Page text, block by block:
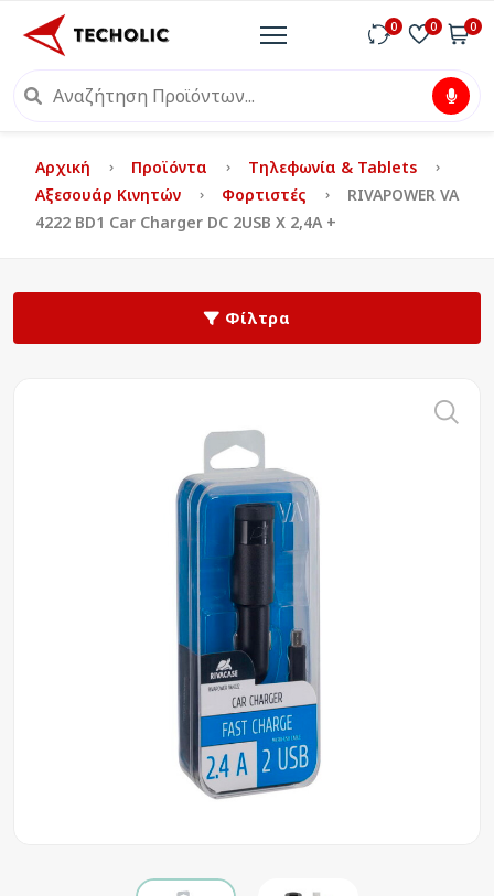
0 0 0
Αρχική Προϊόντα
Τηλεφωνία & Tablets
Αξεσουάρ Κινητών
Φορτιστές
RIVAPOWER VA
4222 BD1 Car Charger DC 2USB X 2,4A +
Φίλτρα